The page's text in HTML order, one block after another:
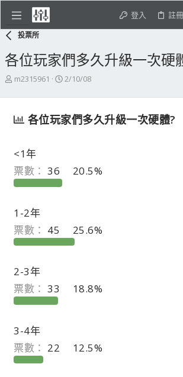
登入 註冊
投票所
各位玩家們多久升級一次硬
主
起
人
m2315961
開
期
2/10/08
各位玩家們多久升級一次硬體?
<1年
票數： 36 20.5%
1-2年
票數： 45 25.6%
2-3年
票數： 33 18.8%
3-4年
票數： 22 12.5%